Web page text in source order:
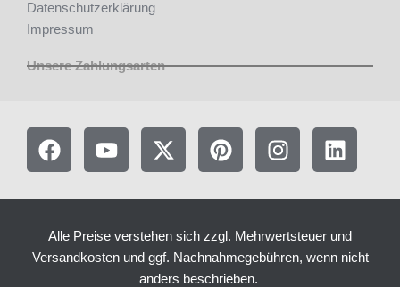
Datenschutzerklärung
Impressum
Unsere Zahlungsarten
F
a
e
b
o
Y
o
t
b
X
-
w
t
t
P
i
t
e
r
e
I
n
t
a
g
L
i
k
d
Alle Preise verstehen sich zzgl. Mehrwertsteuer und
Versandkosten und ggf. Nachnahmegebühren, wenn nicht
anders beschrieben.